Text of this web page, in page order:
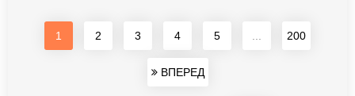
1 2 3 4 5 ... 200
ВПЕРЕД